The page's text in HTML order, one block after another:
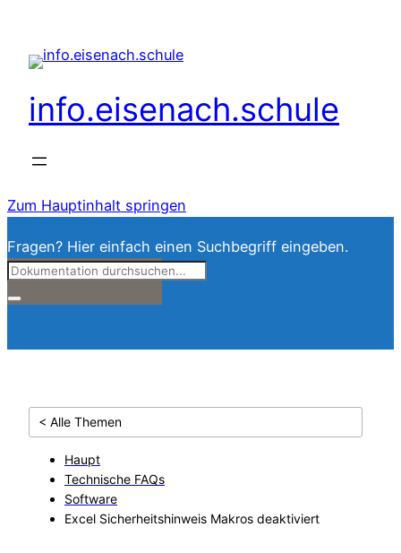
info.eisenach.schule
Zum Hauptinhalt springen
Fragen? Hier einfach einen Suchbegriff eingeben.
< Alle Themen
Haupt
Technische FAQs
Software
Excel Sicherheitshinweis Makros deaktiviert